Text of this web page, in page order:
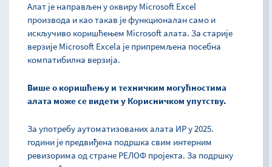
Алат је направљен у оквиру Microsoft Excel
производа и као такав је функционалан само и
искључиво коришћењем Microsoft алата. За старије
верзије Microsoft Excelа је припремљена посебна
компатибилна верзија.
Више о коришћењу и техничким могућностима
алата може се видети у Корисничком упутству.
За употребу аутоматизованих алата ИР у 2025.
години је предвиђена подршка свим интерним
ревизорима од стране РЕЛОФ пројекта. За подршку